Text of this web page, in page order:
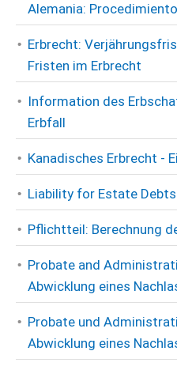
Alemania: Procedimiento
Erbrecht:
Fristen im Erbrecht
Information des
Erbfall
Kanadisches Erbrecht -
Liability for Estate
Pflichtteil: Berechnung
Probate and
Abwicklung eines
Probate und
Abwicklung eines